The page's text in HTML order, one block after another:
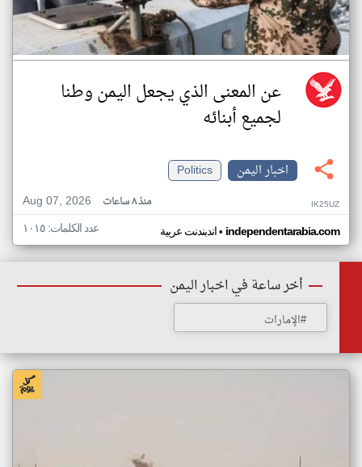
عن المعنى الذي يجعل اليمن وطنا
لجميع أبنائه
اخبار اليمن
Politics
Aug 07, 2026
منذ ٨ ساعات IK25UZ
اندبندنت عربية• independentarabia.com عدد الكلمات: ١٠١٥
أخر ساعة في اخبار اليمن
#الإمارات